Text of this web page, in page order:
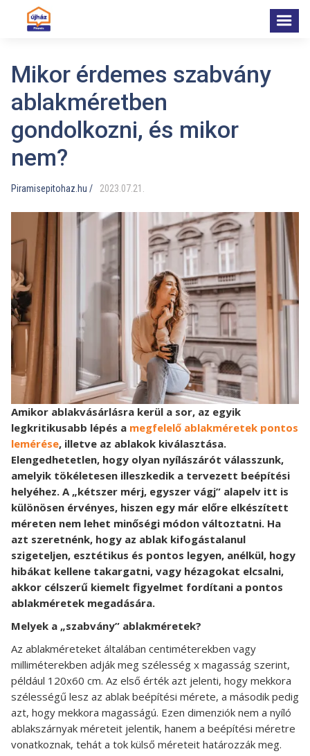
Mikor érdemes szabvány
ablakméretben
gondolkozni, és mikor
nem?
Piramisepitohaz.hu / 2023 07 21
Amikor ablakvásárlásra kerül a sor, az egyik
legkritikusabb lépés a megfelelő ablakméretek pontos
lemérése, illetve az ablakok kiválasztása.
Elengedhetetlen, hogy olyan nyílászárót válasszunk,
amelyik tökéletesen illeszkedik a tervezett beépítési
helyéhez. A „kétszer mérj, egyszer vágj” alapelv itt is
különösen érvényes, hiszen egy már előre elkészített
méreten nem lehet minőségi módon változtatni. Ha
azt szeretnénk, hogy az ablak kifogástalanul
szigeteljen, esztétikus és pontos legyen, anélkül, hogy
hibákat kellene takargatni, vagy hézagokat elcsalni,
akkor célszerű kiemelt figyelmet fordítani a pontos
ablakméretek megadására.
Melyek a „szabvány” ablakméretek?
Az ablakméreteket általában centiméterekben vagy
milliméterekben adják meg szélesség x magasság szerint,
például 120x60 cm. Az első érték azt jelenti, hogy mekkora
szélességű lesz az ablak beépítési mérete, a második pedig
azt, hogy mekkora magasságú. Ezen dimenziók nem a nyíló
ablakszárnyak méreteit jelentik, hanem a beépítési méretre
vonatkoznak, tehát a tok külső méreteit határozzák meg.